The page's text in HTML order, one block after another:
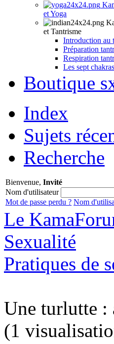
et Yoga
et Tantrisme
Introduction au
Préparation
Respiration
Les sept
Boutique
Index
Sujets
Recherche
Bienvenue, Invité
Nom d'utilisateur
Mot de passe perdu ? Nom
Le
Sexualité
Pratiques de
Une turlutte :
(1